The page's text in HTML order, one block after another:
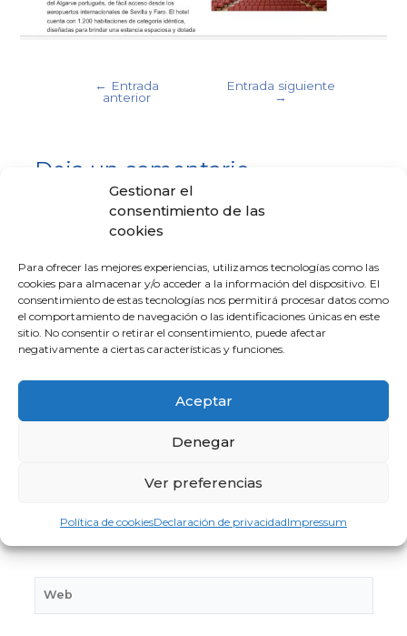
Gestionar el
consentimiento de las
cookies
Para ofrecer las mejores experiencias, utilizamos tecnologías como las
cookies para almacenar y/o acceder a la información del dispositivo. El
consentimiento de estas tecnologías nos permitirá procesar datos como
el comportamiento de navegación o las identificaciones únicas en este
sitio. No consentir o retirar el consentimiento, puede afectar
negativamente a ciertas características y funciones.
Aceptar
Denegar
Ver preferencias
Política de cookiesDeclaración de privacidadImpressum
← Entrada
anterior
Entrada siguiente
→
Deja un comentario
Tu dirección de correo electrónico no será publicada.
Los campos obligatorios están marcados con
aquí...
Correo